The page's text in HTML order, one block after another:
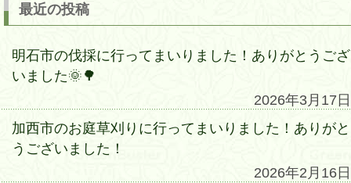
最近の投稿
明石市の伐採に行ってまいりました！ありがとうござ
いました🌞🌳
2026年3月17日
加西市のお庭草刈りに行ってまいりました！ありがと
うございました！
2026年2月16日